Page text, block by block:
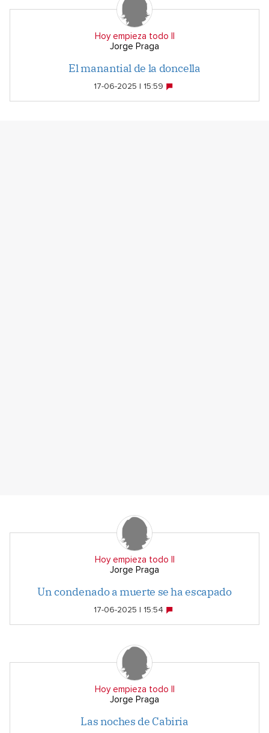
Hoy empieza todo II
Jorge Praga
El manantial de la doncella
17-06-2025 | 15:59
Hoy empieza todo II
Jorge Praga
Un condenado a muerte se ha escapado
17-06-2025 | 15:54
Hoy empieza todo II
Jorge Praga
Las noches de Cabiria